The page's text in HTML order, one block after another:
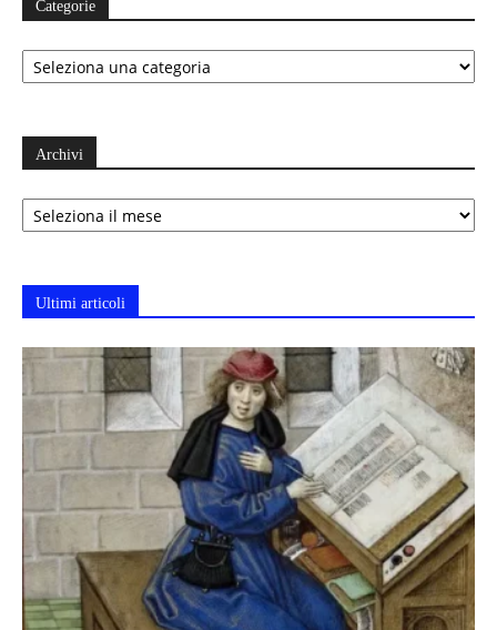
Categorie
Categorie
Archivi
Archivi
Ultimi articoli